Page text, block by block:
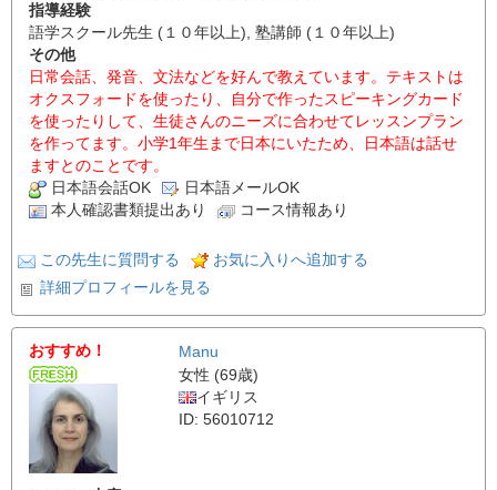
指導経験
語学スクール先生 (１０年以上), 塾講師 (１０年以上)
その他
日常会話、発音、文法などを好んで教えています。テキストは
オクスフォードを使ったり、自分で作ったスピーキングカード
を使ったりして、生徒さんのニーズに合わせてレッスンプラン
を作ってます。小学1年生まで日本にいたため、日本語は話せ
ますとのことです。
日本語会話OK
日本語メールOK
本人確認書類提出あり
コース情報あり
この先生に質問する
お気に入りへ追加する
詳細プロフィールを見る
おすすめ！
Manu
女性 (69歳)
イギリス
ID: 56010712